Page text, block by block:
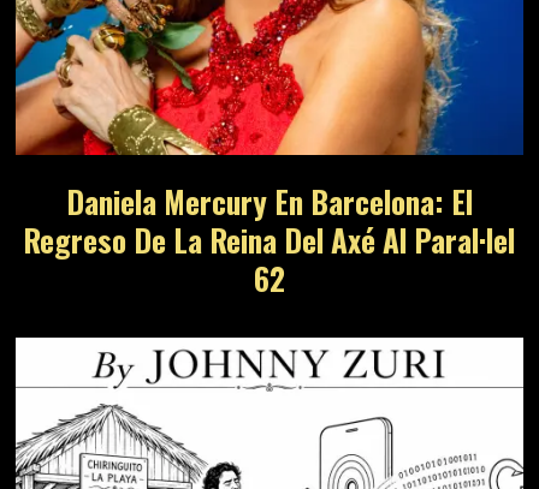
Daniela Mercury En Barcelona: El
Regreso De La Reina Del Axé Al Paral·lel
62